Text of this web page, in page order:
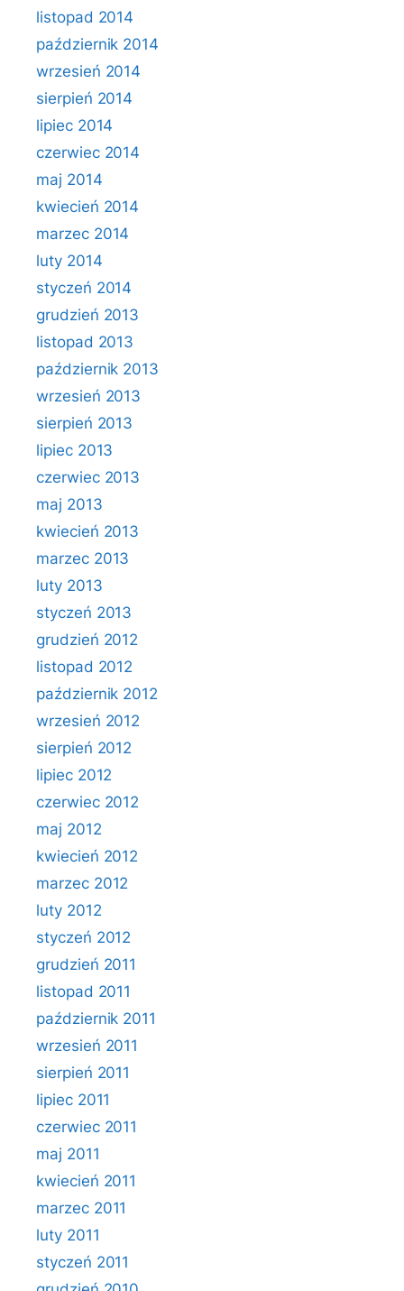
listopad 2014
październik 2014
wrzesień 2014
sierpień 2014
lipiec 2014
czerwiec 2014
maj 2014
kwiecień 2014
marzec 2014
luty 2014
styczeń 2014
grudzień 2013
listopad 2013
październik 2013
wrzesień 2013
sierpień 2013
lipiec 2013
czerwiec 2013
maj 2013
kwiecień 2013
marzec 2013
luty 2013
styczeń 2013
grudzień 2012
listopad 2012
październik 2012
wrzesień 2012
sierpień 2012
lipiec 2012
czerwiec 2012
maj 2012
kwiecień 2012
marzec 2012
luty 2012
styczeń 2012
grudzień 2011
listopad 2011
październik 2011
wrzesień 2011
sierpień 2011
lipiec 2011
czerwiec 2011
maj 2011
kwiecień 2011
marzec 2011
luty 2011
styczeń 2011